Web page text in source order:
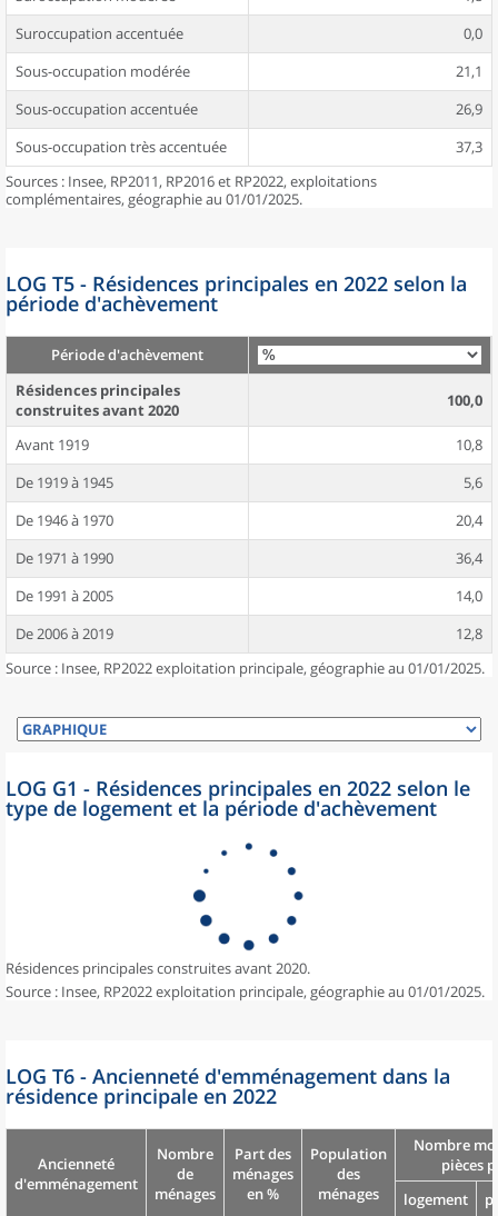
Suroccupation accentuée
0,0
Sous-occupation modérée
21,1
Sous-occupation accentuée
26,9
Sous-occupation très accentuée
37,3
Sources : Insee, RP2011, RP2016 et RP2022, exploitations
complémentaires, géographie au 01/01/2025.
LOG T5 - Résidences principales en 2022 selon la
période d'achèvement
Période d'achèvement
Résidences principales
construites avant 2020
100,0
Avant 1919
10,8
De 1919 à 1945
5,6
De 1946 à 1970
20,4
De 1971 à 1990
36,4
De 1991 à 2005
14,0
De 2006 à 2019
12,8
Source : Insee, RP2022 exploitation principale, géographie au 01/01/2025.
LOG G1 - Résidences principales en 2022 selon le
type de logement et la période d'achèvement
Résidences principales construites avant 2020.
Source : Insee, RP2022 exploitation principale, géographie au 01/01/2025.
LOG T6 - Ancienneté d'emménagement dans la
résidence principale en 2022
Ancienneté
d'emménagement
Nombre
de
ménages
Part des
ménages
en %
Population
des
ménages
Nombre
pièces
logement